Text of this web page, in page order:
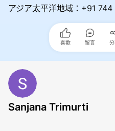
アジア太平洋地域：+91
喜歡 留言
Sanjana Trimurti